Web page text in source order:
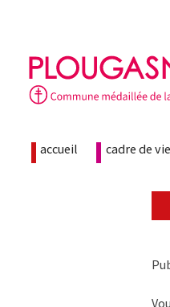
Skip
to
content
accueil cadre de vie